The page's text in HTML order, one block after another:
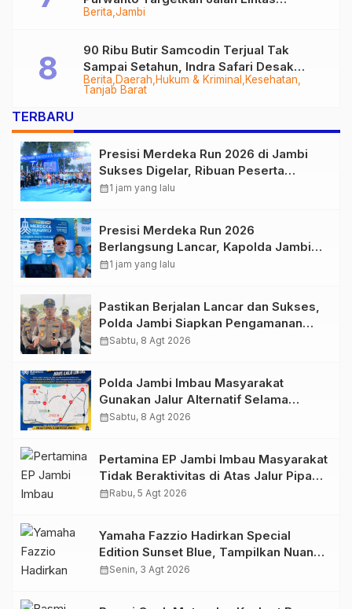
Berita Jambi
Tungkal-Jambi Mulus di 2028
Berita Daerah Hukum & Kriminal
Kesehatan
Tanjab Barat
90 Ribu Butir Samcodin Terjual Tak
Sampai Setahun, Indra Safari Desak
Audit Menyeluruh
TERBARU
Presisi Merdeka Run 2026 di Jambi
Sukses Digelar, Ribuan Peserta
Ramaikan Event Nasional
calendar_month1 jam yang lalu
Presisi Merdeka Run 2026
Berlangsung Lancar, Kapolda Jambi
Ucapkan Terimakasih dan Apresiasi
calendar_month1 jam yang lalu
Pastikan Berjalan Lancar dan Sukses,
Polda Jambi Siapkan Pengamanan
Berlapis untuk 8.750 Pelari, 1.848
calendar_monthSabtu, 8 Agt 2026
Polda Jambi Imbau Masyarakat
Gunakan Jalur Alternatif Selama
Pelaksanaan Presisi Merdeka Run
calendar_monthSabtu, 8 Agt 2026
Pertamina EP Jambi Imbau Masyarakat
Tidak Beraktivitas di Atas Jalur Pipa
Migas Demi Keselamatan Bersama
calendar_monthRabu, 5 Agt 2026
Yamaha Fazzio Hadirkan Special
Edition Sunset Blue, Tampilkan Nuansa
Retro Summer yang Semakin Skena
calendar_monthSenin, 3 Agt 2026